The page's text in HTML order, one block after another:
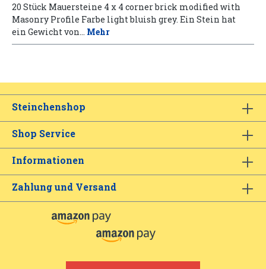
20 Stück Mauersteine 4 x 4 corner brick modified with
Masonry Profile Farbe light bluish grey. Ein Stein hat
ein Gewicht von… Mehr
Steinchenshop
Shop Service
Informationen
Zahlung und Versand